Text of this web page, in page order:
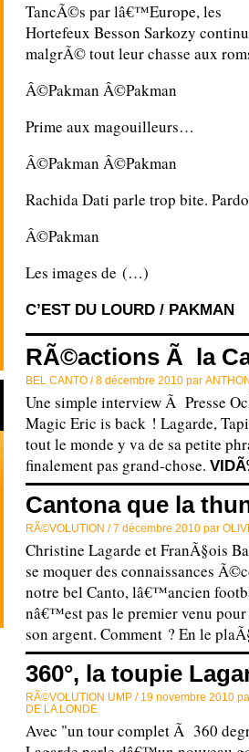
TancÃ©s par lâ€™Europe, les
Hortefeux Besson Sarkozy
malgrÃ© tout leur chasse aux
Â©Pakman Â©Pakman
Prime aux magouilleurs…
Â©Pakman Â©Pakman
Rachida Dati parle trop bite.
Â©Pakman
Les images de (…)
C’EST DU LOURD / PAKMAN
RÃ©actions Ã la
BEL CANTO /8 décembre 2010 par
Une simple interview Ã Presse
Magic Eric is back ! Lagarde,
tout le monde y va de sa petite
finalement pas grand-chose.
Cantona que la
RÃ©VOLUTION /7 décembre 2010 par
Christine Lagarde et FranÃ§ois
se moquer des connaissances
notre bel Canto, lâ€™ancien
nâ€™est pas le premier venu
son argent. Comment ? En le
360°, la toupie
RÃ©VOLUTION UMP / 19 novembre 2010
DE LA LONDE
Avec "un tour complet Ã 360